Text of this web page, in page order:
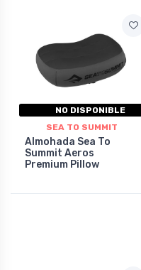
NO DISPONIBLE
SEA TO SUMMIT
Almohada Sea To
Summit Aeros
Premium Pillow